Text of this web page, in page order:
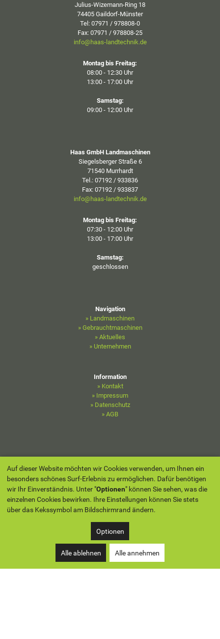
Julius-Wizemann-Ring 18
74405 Gaildorf-Münster
Tel: 07971 / 978808-0
Fax: 07971 / 978808-25
info@haas-landtechnik.de
Montag bis Freitag:
08:00 - 12:30 Uhr
13:00 - 17:00 Uhr
Samstag:
09:00 - 12:00 Uhr
Haas GmbH Landmaschinen
Siegelsberger Straße 6
71540 Murrhardt
Tel.: 07192 / 933836
Fax: 07192 / 933837
info@haas-landtechnik.de
Montag bis Freitag:
07:30 - 12:00 Uhr
13:00 - 17:00 Uhr
Samstag:
geschlossen
Navigation
» Landmaschinen
» Gebrauchtmaschinen
» Aktuelles
» Unternehmen
Information
» Kontakt
» Impressum
» Datenschutz
» AGB
Auf dieser Website möchten wir Cookies verwenden, um Ihnen ein
besonders schönes Surf-Erlebnis zu ermöglichen. Dafür benötigen
wir Ihr Einverständnis. Unter "Optionen" können Sie sehen, was die
einzelnen Cookies bewirken. Ihre Einstellungen können Sie stets
über das Kekssymbol am Bildschirmrand ändern.
Optionen
Alle ablehnen Alle annehmen